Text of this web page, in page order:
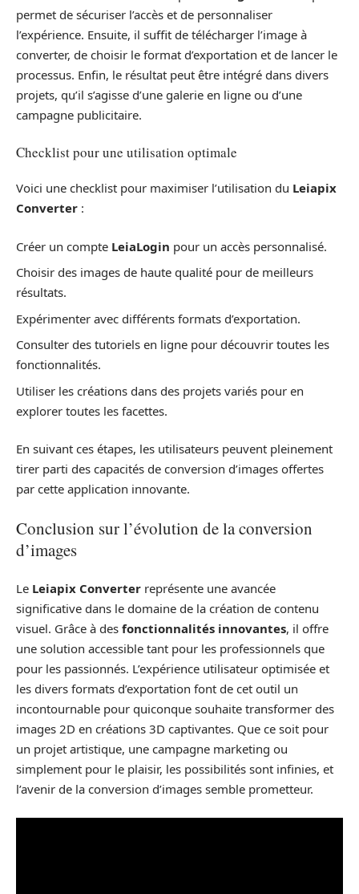
permet de sécuriser l’accès et de personnaliser
l’expérience. Ensuite, il suffit de télécharger l’image à
converter, de choisir le format d’exportation et de lancer le
processus. Enfin, le résultat peut être intégré dans divers
projets, qu’il s’agisse d’une galerie en ligne ou d’une
campagne publicitaire.
Checklist pour une utilisation optimale
Voici une checklist pour maximiser l’utilisation du Leiapix
Converter :
Créer un compte LeiaLogin pour un accès personnalisé.
Choisir des images de haute qualité pour de meilleurs
résultats.
Expérimenter avec différents formats d’exportation.
Consulter des tutoriels en ligne pour découvrir toutes les
fonctionnalités.
Utiliser les créations dans des projets variés pour en
explorer toutes les facettes.
En suivant ces étapes, les utilisateurs peuvent pleinement
tirer parti des capacités de conversion d’images offertes
par cette application innovante.
Conclusion sur l’évolution de la conversion
d’images
Le Leiapix Converter représente une avancée
significative dans le domaine de la création de contenu
visuel. Grâce à des fonctionnalités innovantes, il offre
une solution accessible tant pour les professionnels que
pour les passionnés. L’expérience utilisateur optimisée et
les divers formats d’exportation font de cet outil un
incontournable pour quiconque souhaite transformer des
images 2D en créations 3D captivantes. Que ce soit pour
un projet artistique, une campagne marketing ou
simplement pour le plaisir, les possibilités sont infinies, et
l’avenir de la conversion d’images semble prometteur.